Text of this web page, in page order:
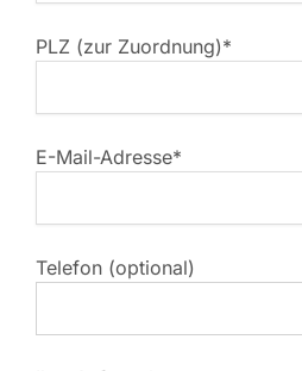
PLZ (zur Zuordnung)*
E-Mail-Adresse*
Telefon (optional)